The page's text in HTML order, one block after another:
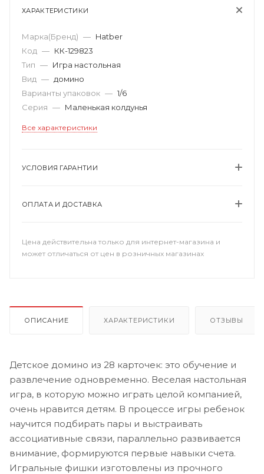
ХАРАКТЕРИСТИКИ
Марка(Бренд) — Hatber
Код — КК-129823
Тип — Игра настольная
Вид — домино
Варианты упаковок — 1/6
Серия — Маленькая колдунья
Все характеристики
УСЛОВИЯ ГАРАНТИИ
ОПЛАТА И ДОСТАВКА
Цена действительна только для интернет-магазина и
может отличаться от цен в розничных магазинах
ОПИСАНИЕ ХАРАКТЕРИСТИКИ ОТЗЫВЫ
Детское домино из 28 карточек: это обучение и
развлечение одновременно. Веселая настольная
игра, в которую можно играть целой компанией,
очень нравится детям. В процессе игры ребенок
научится подбирать пары и выстраивать
ассоциативные связи, параллельно развивается
внимание, формируются первые навыки счета.
Игральные фишки изготовлены из прочного